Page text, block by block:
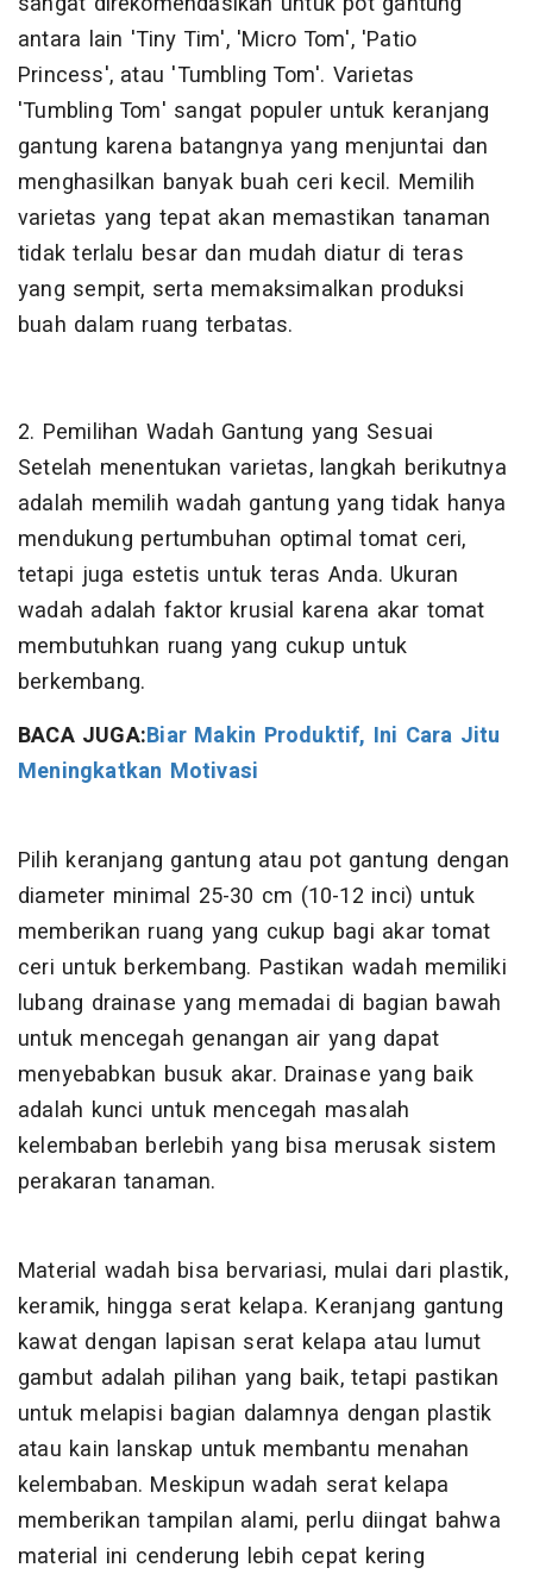
antara lain 'Tiny Tim', 'Micro Tom', 'Patio
Princess', atau 'Tumbling Tom'. Varietas
'Tumbling Tom' sangat populer untuk keranjang
gantung karena batangnya yang menjuntai dan
menghasilkan banyak buah ceri kecil. Memilih
varietas yang tepat akan memastikan tanaman
tidak terlalu besar dan mudah diatur di teras
yang sempit, serta memaksimalkan produksi
buah dalam ruang terbatas.
2. Pemilihan Wadah Gantung yang Sesuai
Setelah menentukan varietas, langkah berikutnya
adalah memilih wadah gantung yang tidak hanya
mendukung pertumbuhan optimal tomat ceri,
tetapi juga estetis untuk teras Anda. Ukuran
wadah adalah faktor krusial karena akar tomat
membutuhkan ruang yang cukup untuk
berkembang.
BACA JUGA:Biar Makin Produktif, Ini Cara Jitu
Meningkatkan Motivasi
Pilih keranjang gantung atau pot gantung dengan
diameter minimal 25-30 cm (10-12 inci) untuk
memberikan ruang yang cukup bagi akar tomat
ceri untuk berkembang. Pastikan wadah memiliki
lubang drainase yang memadai di bagian bawah
untuk mencegah genangan air yang dapat
menyebabkan busuk akar. Drainase yang baik
adalah kunci untuk mencegah masalah
kelembaban berlebih yang bisa merusak sistem
perakaran tanaman.
Material wadah bisa bervariasi, mulai dari plastik,
keramik, hingga serat kelapa. Keranjang gantung
kawat dengan lapisan serat kelapa atau lumut
gambut adalah pilihan yang baik, tetapi pastikan
untuk melapisi bagian dalamnya dengan plastik
atau kain lanskap untuk membantu menahan
kelembaban. Meskipun wadah serat kelapa
memberikan tampilan alami, perlu diingat bahwa
material ini cenderung lebih cepat kering